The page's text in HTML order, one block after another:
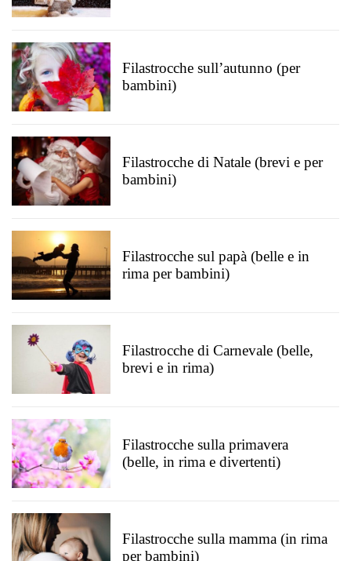
Filastrocche sull’autunno (per
bambini)
Filastrocche di Natale (brevi e per
bambini)
Filastrocche sul papà (belle e in
rima per bambini)
Filastrocche di Carnevale (belle,
brevi e in rima)
Filastrocche sulla primavera
(belle, in rima e divertenti)
Filastrocche sulla mamma (in rima
per bambini)